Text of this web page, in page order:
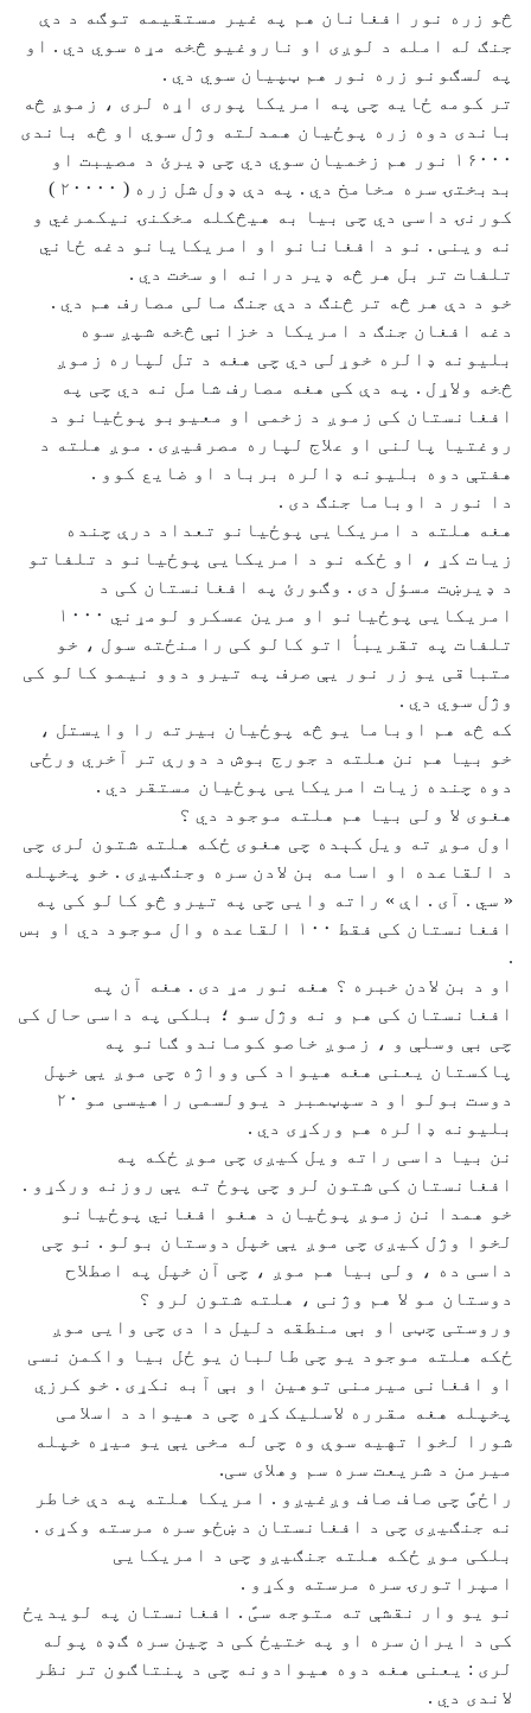
څو زره نور افغانان هم په غیر مستقیمه توګه د دې
جنګ له امله د لوږی او ناروغیو څخه مړه سوي دي . او
په لسګونو زره نور هم ټپیان سوي دي .
تر کومه ځایه چی په امریکا پوری اړه لری ، زموږ څه
باندی دوه زره پوځیان همدلته وژل سوي او څه باندی
۱۶۰۰۰ نور هم زخمیان سوي دي چی ډیرﺉ د مصیبت او
بدبختۍ سره مخامخ دي . په دې ډول شل زره ( ۲۰۰۰۰ )
کورنۍ داسی دي چی بیا به هیڅکله مخکنۍ نیکمرغي و
نه وینی . نو د افغانانو او امریکایانو دغه ځاني
تلفات تر بل هر څه ډیر درانه او سخت دي .
خو د دې هر څه تر څنګ د دې جنګ مالی مصارف هم دي .
دغه افغان جنګ د امریکا د خزانې څخه شپږ سوه
بلیونه ډالره خوړلی دي چی هغه د تل لپاره زموږ
څخه ولاړل . په دې کی هغه مصارف شامل نه دي چی په
افغانستان کی زموږ د زخمی او معیوبو پوځیانو د
روغتیا پالنی او علاج لپاره مصرفیږی . موږ هلته د
هفتې دوه بلیونه ډالره برباد او ضایع کوو .
دا نور د اوباما جنګ دی .
هغه هلته د امریکایی پوځیانو تعداد درې چنده
زیات کړ ، او ځکه نو د امریکایی پوځیانو د تلفاتو
د ډیرښت مسؤل دی . وګورﺉ په افغانستان کی د
امریکایی پوځیانو او مرین عسکرو لومړني ۱۰۰۰
تلفات په تقریبأ اتو کالو کی رامنځته سول ، خو
متباقی یو زر نور یې صرف په تیرو دوو نیمو کالو کی
وژل سوي دي .
که څه هم اوباما یو څه پوځیان بیرته را وایستل ،
خو بیا هم نن هلته د جورج بوش د دورې تر آخري ورځی
دوه چنده زیات امریکایی پوځیان مستقر دي .
هغوی لا ولی بیا هم هلته موجود دي ؟
اول موږ ته ویل کېده چی هغوی ځکه هلته شتون لری چی
د القاعده او اسامه بن لادن سره وجنګیږی . خو پخپله
« سي . آی . اې » راته وایی چی په تیرو څو کالو کی په
افغانستان کی فقط ۱۰۰ القاعده وال موجود دي او بس
.
او د بن لادن خبره ؟ هغه نور مړ دی . هغه آن په
افغانستان کی هم و نه وژل سو ؛ بلکی په داسی حال کی
چی بې وسلې و ، زموږ خاصو کوماندو ګانو په
پاکستان یعنی هغه هیواد کی وواژه چی موږ یې خپل
دوست بولو او د سپټمبر د یوولسمی راهیسی مو ۲۰
بلیونه ډالره هم ورکړی دي .
نن بیا داسی راته ویل کیږی چی موږ ځکه په
افغانستان کی شتون لرو چی پوځ ته یې روزنه ورکړو .
خو همدا نن زموږ پوځیان د هغو افغاني پوځیانو
لخوا وژل کیږی چی موږ یې خپل دوستان بولو . نو چی
داسی ده ، ولی بیا هم موږ ، چی آن خپل په اصطلاح
دوستان مو لا هم وژنی ، هلته شتون لرو ؟
وروستی چټی او بې منطقه دلیل دا دی چی وایی موږ
ځکه هلته موجود یو چی طالبان یو ځل بیا واکمن نسی
او افغانی میرمنی توهین او بې آبه نکړی . خو کرزي
پخپله هغه مقرره لاسلیک کړه چی د هیواد د اسلامی
شورا لخوا تهیه سوې وه چی له مخی یې یو میړه خپله
میرمن د شریعت سره سم وهلای سی.
راځیً چی صاف صاف وږغیږو . امریکا هلته په دې خاطر
نه جنګیږی چی د افغانستان د ښځو سره مرسته وکړی .
بلکی موږ ځکه هلته جنګیږو چی د امریکایی
امپراتورۍ سره مرسته وکړو .
نو یو وار نقشې ته متوجه سیً . افغانستان په لویدیځ
کی د ایران سره او په ختیځ کی د چین سره ګډه پوله
لری : یعنی هغه دوه هیوادونه چی د پنتاګون تر نظر
لاندی دي .